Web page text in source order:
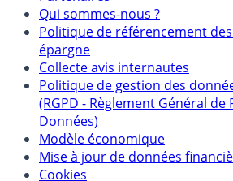
Mentions légales et Conditions
Partenaires
Qui sommes-nous ?
Politique de référencement des
épargne
Collecte avis internautes
Politique de gestion des
(RGPD - Règlement Général de
Données)
Modèle économique